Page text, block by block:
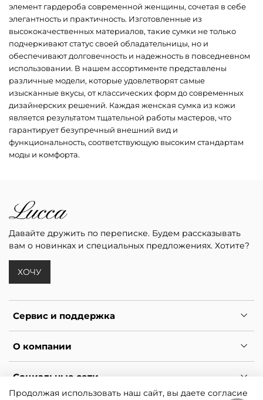
элемент гардероба современной женщины, сочетая в себе
элегантность и практичность. Изготовленные из
высококачественных материалов, такие сумки не только
подчеркивают статус своей обладательницы, но и
обеспечивают долговечность и надежность в повседневном
использовании. В нашем ассортименте представлены
различные модели, которые удовлетворят самые
изысканные вкусы, от классических форм до современных
дизайнерских решений. Каждая женская сумка из кожи
является результатом тщательной работы мастеров, что
гарантирует безупречный внешний вид и
функциональность, соответствующую высоким стандартам
моды и комфорта.
Сервис и поддержка
О компании
Социальные сети
Давайте дружить по переписке. Будем рассказывать
вам о новинках и специальных предложениях. Хотите?
ХОЧУ
Продолжая использовать наш сайт, вы даете согласие